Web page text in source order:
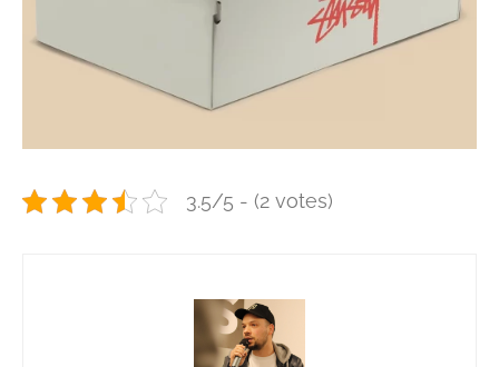
3.5/5 - (2 votes)